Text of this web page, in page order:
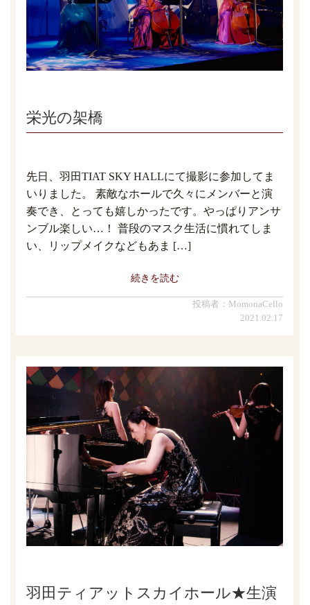
栄光の架橋
先日、羽田TIAT SKY HALLにて撮影に参加してま
いりました。 素敵なホールで久々にメンバーと演
奏でき、とっても嬉しかったです。やっぱりアンサ
ンブル楽しい…！ 普段のマスク生活に慣れてしま
い、リップメイクなどもあま […]
続きを読む
投稿者：MomonaCello
2021.02.17
羽田ティアットスカイホール★生演